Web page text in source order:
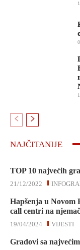
NAJČITANIJE
TOP 10 najvećih
21/12/2022
Hapšenja u Novom
call centri na
VIJESTI
19/04/2024
Gradovi sa